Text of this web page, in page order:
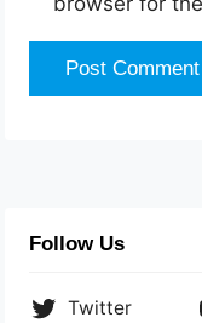
Follow Us
Twitter